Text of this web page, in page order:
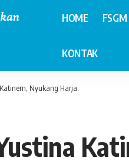
HOME FSGM
KONTAK
Nyukang Harja.